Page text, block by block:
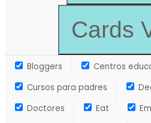
Cards
Bloggers
Centros
Cursos para padres
Doctores
Eat